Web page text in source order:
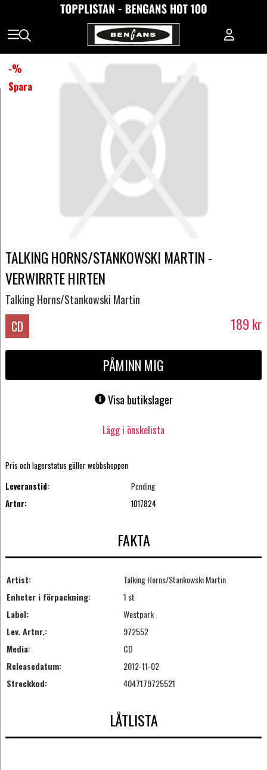
-%
Spara
TALKING HORNS/STANKOWSKI MARTIN -
VERWIRRTE HIRTEN
Talking Horns/Stankowski Martin
CD 189 kr
PÅMINN MIG
Visa butikslager
Lägg i önskelista
Pris och lagerstatus gäller webbshoppen
Leveranstid:
Pending
Artnr:
1017824
FAKTA
Artist:
Talking Horns/Stankowski Martin
Enheter i förpackning:
1 st
Label:
Westpark
Lev. Artnr.:
972552
Media:
CD
Releasedatum:
2012-11-02
Streckkod:
4047179725521
LÅTLISTA